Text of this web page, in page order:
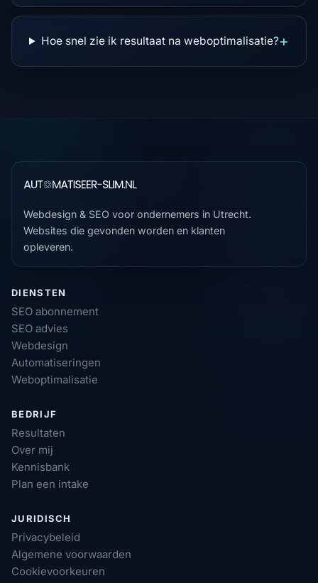
Hoe snel zie ik resultaat na weboptimalisatie?+
Webdesign & SEO voor ondernemers in Utrecht.
Websites die gevonden worden en klanten
opleveren.
DIENSTEN
SEO abonnement
SEO advies
Webdesign
Automatiseringen
Weboptimalisatie
BEDRIJF
Resultaten
Over mij
Kennisbank
Plan een intake
JURIDISCH
Privacybeleid
Algemene voorwaarden
Cookievoorkeuren